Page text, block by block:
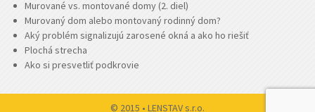
Murované vs. montované domy (2. diel)
Murovaný dom alebo montovaný rodinný dom?
Aký problém signalizujú zarosené okná a ako ho riešiť
Plochá strecha
Ako si presvetliť podkrovie
© 2015 • LENSTAV s.r.o.